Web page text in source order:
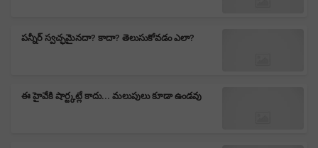
పన్నీర్ స్వచ్ఛమైనదా? కాదా? తెలుసుకోవడం ఎలా?
ఈ హైవేకి షార్ట్కట్లే కాదు... మలుపులు కూడా ఉండవు